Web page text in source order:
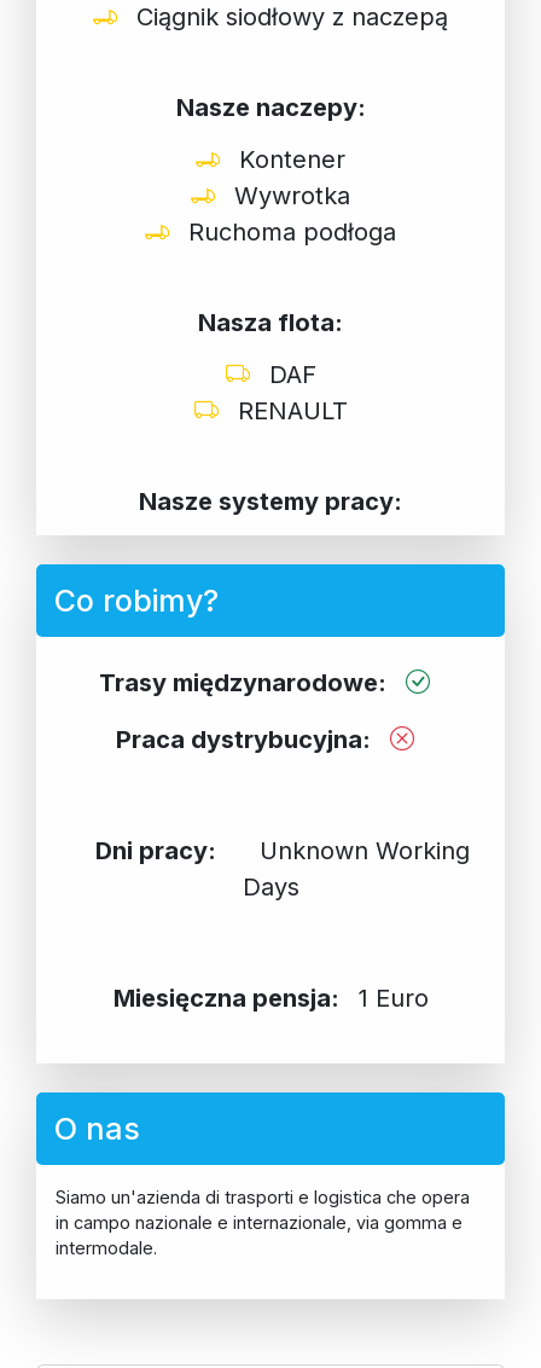
Ciągnik siodłowy z naczepą
Nasze naczepy:
Kontener
Wywrotka
Ruchoma podłoga
Nasza flota:
DAF
RENAULT
Nasze systemy pracy:
Co robimy?
Trasy międzynarodowe:
Praca dystrybucyjna:
Dni pracy:
Unknown Working
Days
Miesięczna pensja: 1 Euro
O nas
Siamo un'azienda di trasporti e logistica che opera
in campo nazionale e internazionale, via gomma e
intermodale.